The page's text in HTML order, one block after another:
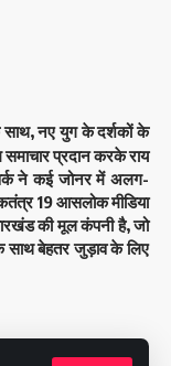
साथ, नए युग के दर्शकों के
प्रदान करके राय
ने कई जोनर में अलग-
19 आसलोक मीडिया
की मूल कंपनी है, जो
साथ बेहतर जुड़ाव के लिए